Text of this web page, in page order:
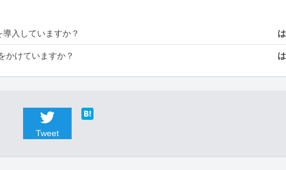
入していますか？
かけていますか？
Tweet